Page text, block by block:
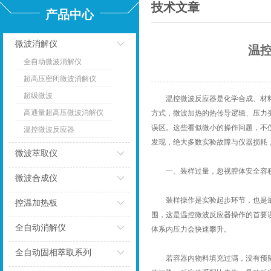
产品中心
微波消解仪
全自动微波消解仪
超高压密闭微波消解仪
超级微波
高通量超高压微波消解仪
温控微波反应器
微波萃取仪
微波合成仪
控温加热板
全自动消解仪
点击
全自动固相萃取系列
技术文章
温
温控微波反应器是化学合成、材料
方式，微波加热的热传导逻辑、压
误区。这些看似微小的操作问题，
发现，绝大多数实验故障与仪器损
一、装样过量，忽视腔体安全容
装样操作是实验起步环节，也是最
围，这是温控微波反应器操作的首
体系内压力会快速攀升。
若容器内物料填充过满，没有预留